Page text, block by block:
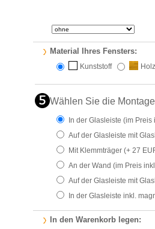
Material Ihres Fensters:
Kunststoff Holz
Wählen Sie die
In der Glasleiste (im Preis
Auf der Glasleiste mit
Mit Klemmträger (+ 27
An der Wand (im Preis
Auf der Glasleiste mit
In der Glasleiste inkl.
In den Warenkorb legen: